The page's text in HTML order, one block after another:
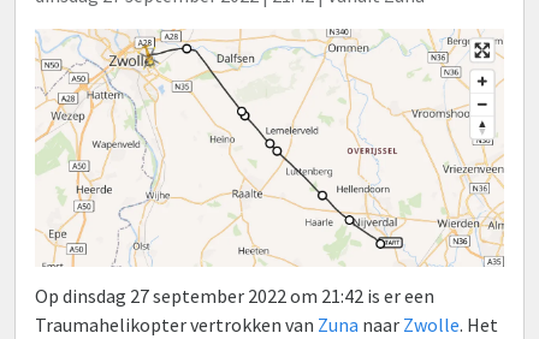
Op dinsdag 27 september 2022 om 21:42 is er een
Traumahelikopter vertrokken van Zuna naar Zwolle. Het